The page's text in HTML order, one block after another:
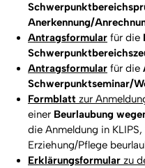
Anerkennung/
Antragsformular für die
Antragsformular für die
Schwerpunktseminar/
Formblatt zur
einer Beurlaubung
die Anmeldung in
Erziehung/Pflege
Erklärungsformular zu